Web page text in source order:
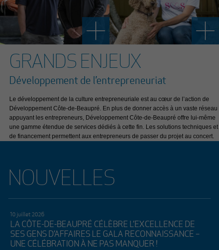
GRANDS ENJEUX
Développement de l’entrepreneuriat
Le développement de la culture entrepreneuriale est au cœur de l’action de
Développement Côte-de-Beaupré. En plus de donner accès à un vaste réseau
appuyant les entrepreneurs, Développement Côte-de-Beaupré offre lui-même
une gamme étendue de services dédiés à cette fin. Les solutions techniques et
de financement permettent aux entrepreneurs de passer du projet au concert.
NOUVELLES
10 juillet 2026
LA CÔTE-DE-BEAUPRÉ CÉLÈBRE L’EXCELLENCE DE
SES GENS D’AFFAIRES LE GALA RECONNAISSANCE –
UNE CÉLÉBRATION À NE PAS MANQUER !